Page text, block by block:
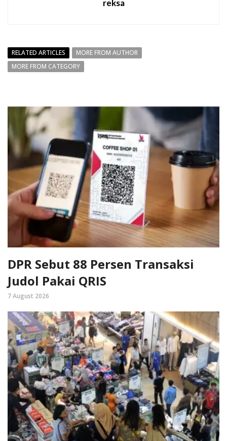
reksa
RELATED ARTICLES
MORE FROM AUTHOR
MORE FROM CATEGORY
DPR Sebut 88 Persen Transaksi
Judol Pakai QRIS
7 August 2026